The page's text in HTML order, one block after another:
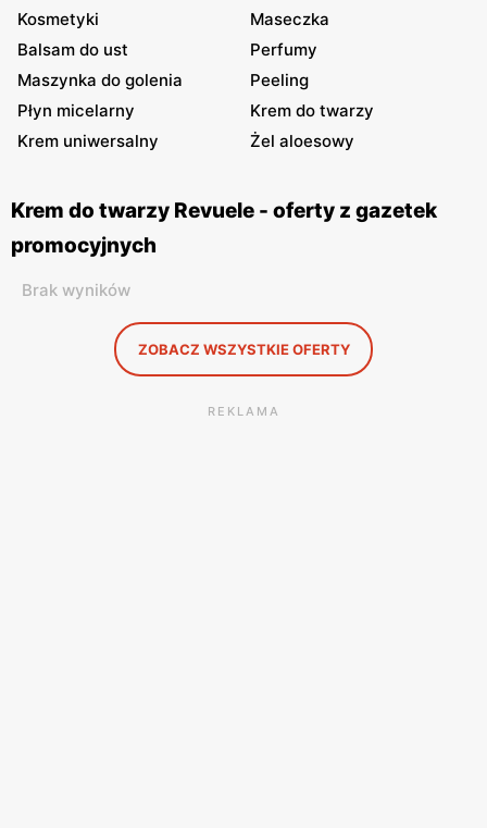
Kosmetyki
Maseczka
Balsam do ust
Perfumy
Maszynka do golenia
Peeling
Płyn micelarny
Krem do twarzy
Krem uniwersalny
Żel aloesowy
Krem do twarzy Revuele - oferty z gazetek
promocyjnych
Brak wyników
ZOBACZ WSZYSTKIE OFERTY
REKLAMA